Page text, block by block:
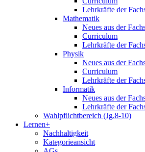
Lehrkräfte der
Mathematik
Neues aus der
Curriculum
Lehrkräfte der
Physik
Neues aus der
Curriculum
Lehrkräfte der
Informatik
Neues aus der
Lehrkräfte der
Wahlpflichtbereich (Jg.8-10)
Lernen+
Nachhaltigkeit
Kategorieansicht